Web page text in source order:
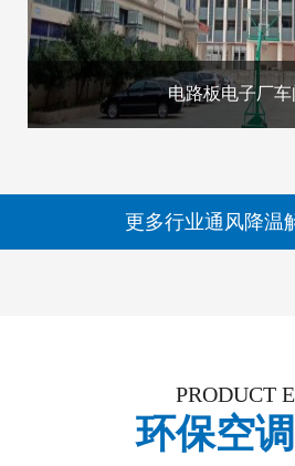
电路板电子厂
更多行业通风降温
PRODUCT
环保空调